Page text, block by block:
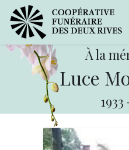
À la
Luce
1933